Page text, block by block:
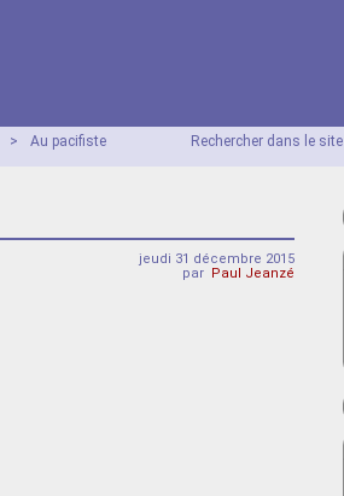
Rechercher dans le site
>
Au pacifiste
jeudi 31 décembre 2015
par Paul Jeanzé